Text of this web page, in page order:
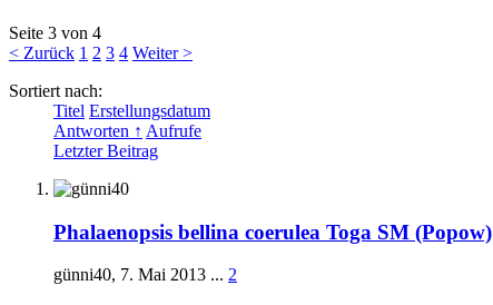
Seite 3 von 4
< Zurück 1 2 3 4 Weiter >
Sortiert nach:
Titel Erstellungsdatum
Antworten ↑ Aufrufe
Letzter Beitrag
Phalaenopsis bellina coerulea Toga SM (Popow)
günni40, 7. Mai 2013 ... 2